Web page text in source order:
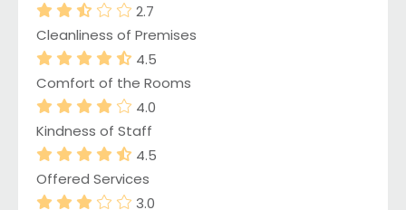
2.7
Cleanliness of Premises
4.5
Comfort of the Rooms
4.0
Kindness of Staff
4.5
Offered Services
3.0